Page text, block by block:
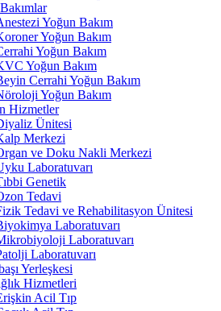
Yoğun Bakım
Yoğun Bakım
Yoğun Bakım
Yoğun Bakım
Cerrahi Yoğun Bakım
Yoğun Bakım
Hizmetler
Ünitesi
Merkezi
ve Doku Nakli Merkezi
Laboratuvarı
Genetik
Tedavi
Tedavi ve Rehabilitasyon Ünitesi
Laboratuvarı
Laboratuvarı
Laboratuvarı
Yerleşkesi
Hizmetleri
Acil Tıp